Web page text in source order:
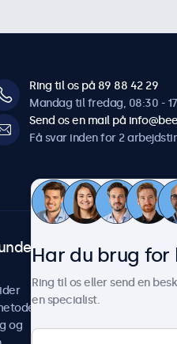
Ring til os på 89 88 42 29
Mandag til fredag, 08:30 -
Send os en mail på
Få svar inden for 2
og
Arbejd
Har du brug
Ring til os eller send en
en specialist.